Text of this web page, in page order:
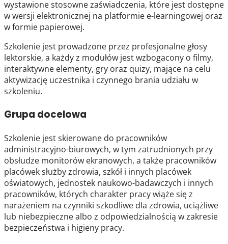
wystawione stosowne zaświadczenia, które jest dostępne
w wersji elektronicznej na platformie e-learningowej oraz
w formie papierowej.
Szkolenie jest prowadzone przez profesjonalne głosy
lektorskie, a każdy z modułów jest wzbogacony o filmy,
interaktywne elementy, gry oraz quizy, mające na celu
aktywizację uczestnika i czynnego brania udziału w
szkoleniu.
Grupa docelowa
Szkolenie jest skierowane do pracowników
administracyjno-biurowych, w tym zatrudnionych przy
obsłudze monitorów ekranowych, a także pracowników
placówek służby zdrowia, szkół i innych placówek
oświatowych, jednostek naukowo-badawczych i innych
pracowników, których charakter pracy wiąże się z
narażeniem na czynniki szkodliwe dla zdrowia, uciążliwe
lub niebezpieczne albo z odpowiedzialnością w zakresie
bezpieczeństwa i higieny pracy.